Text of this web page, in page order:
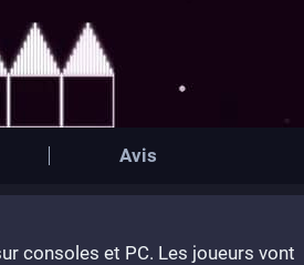
Avis
consoles et PC. Les joueurs vont